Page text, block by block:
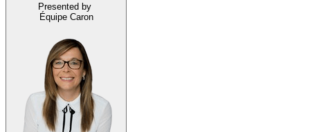
Presented by
Équipe Caron